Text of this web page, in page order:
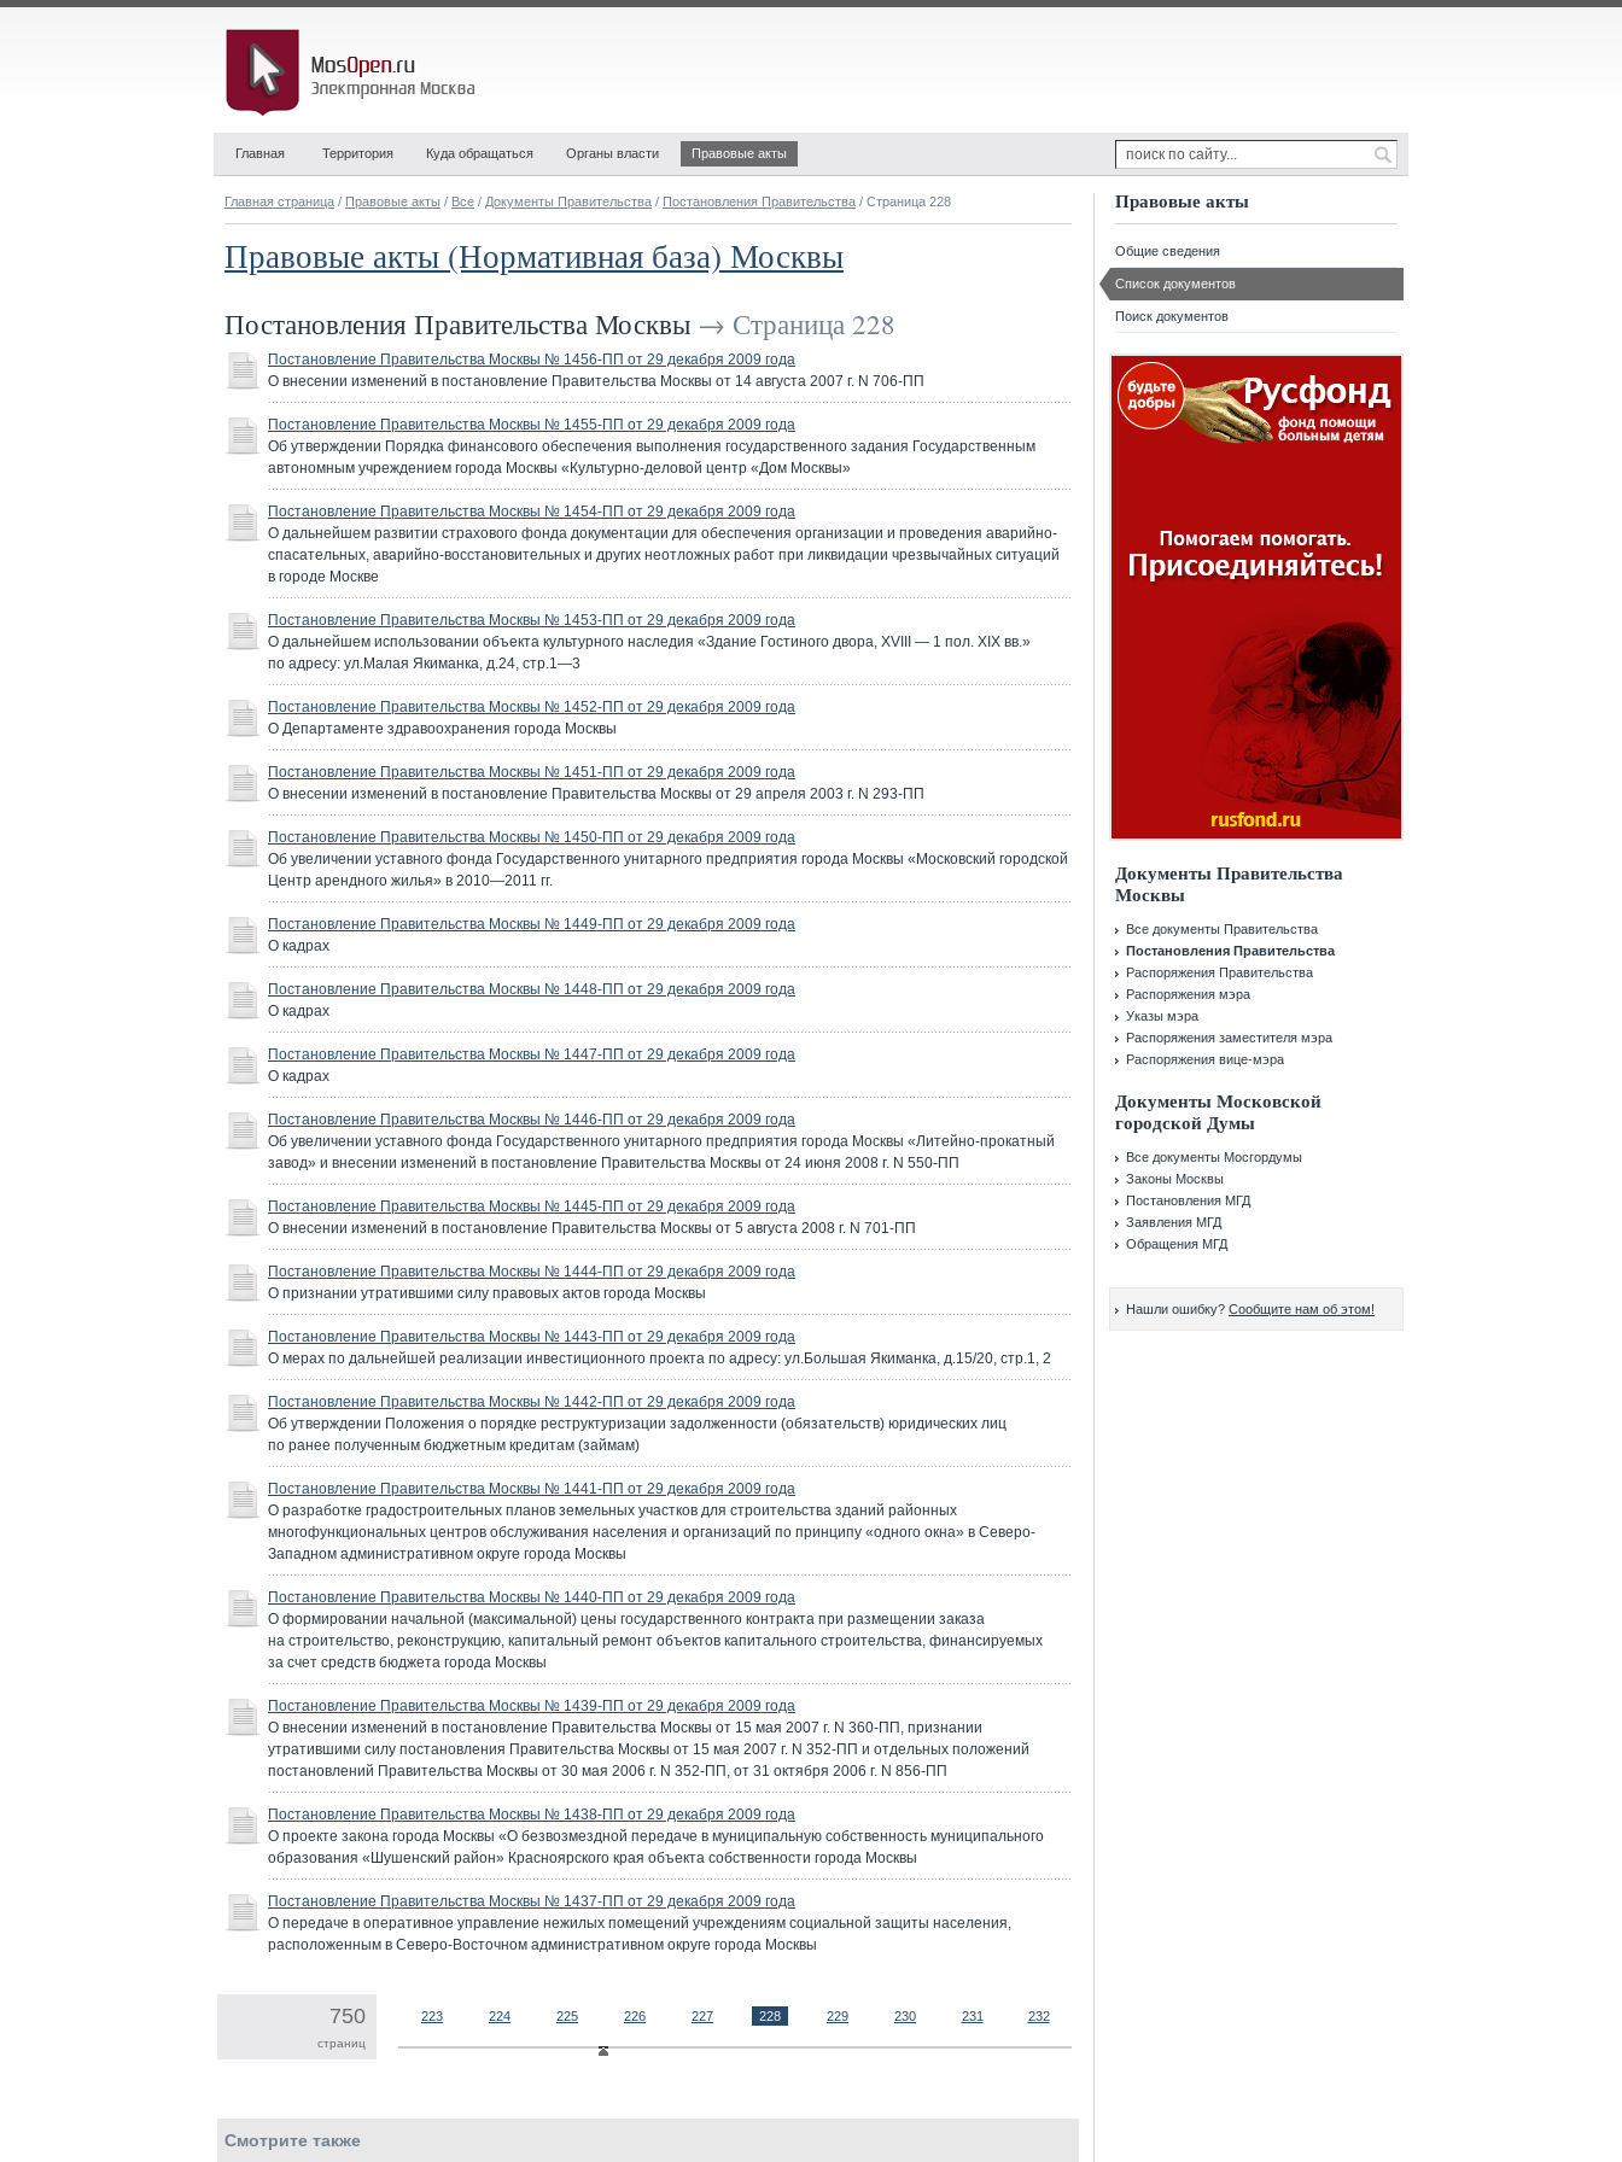
Главная Территория Куда обращаться Органы власти Правовые акты
Главная страница / Правовые акты / Все / Документы Правительства / Постановления Правительства / Страница 228
Правовые акты (Нормативная база) Москвы
Постановления Правительства Москвы → Страница 228
Постановление Правительства Москвы № 1456-ПП от 29 декабря 2009 года
О внесении изменений в постановление Правительства Москвы от 14 августа 2007 г. N 706-ПП
Постановление Правительства Москвы № 1455-ПП от 29 декабря 2009 года
Об утверждении Порядка финансового обеспечения выполнения государственного задания Государственным
автономным учреждением города Москвы «Культурно-деловой центр «Дом Москвы»
Постановление Правительства Москвы № 1454-ПП от 29 декабря 2009 года
О дальнейшем развитии страхового фонда документации для обеспечения организации и проведения аварийно-
спасательных, аварийно-восстановительных и других неотложных работ при ликвидации чрезвычайных ситуаций
в городе Москве
Постановление Правительства Москвы № 1453-ПП от 29 декабря 2009 года
О дальнейшем использовании объекта культурного наследия «Здание Гостиного двора, XVIII — 1 пол. XIX вв.»
по адресу: ул.Малая Якиманка, д.24, стр.1—3
Постановление Правительства Москвы № 1452-ПП от 29 декабря 2009 года
О Департаменте здравоохранения города Москвы
Постановление Правительства Москвы № 1451-ПП от 29 декабря 2009 года
О внесении изменений в постановление Правительства Москвы от 29 апреля 2003 г. N 293-ПП
Постановление Правительства Москвы № 1450-ПП от 29 декабря 2009 года
Об увеличении уставного фонда Государственного унитарного предприятия города Москвы «Московский городской
Центр арендного жилья» в 2010—2011 гг.
Постановление Правительства Москвы № 1449-ПП от 29 декабря 2009 года
О кадрах
Постановление Правительства Москвы № 1448-ПП от 29 декабря 2009 года
О кадрах
Постановление Правительства Москвы № 1447-ПП от 29 декабря 2009 года
О кадрах
Постановление Правительства Москвы № 1446-ПП от 29 декабря 2009 года
Об увеличении уставного фонда Государственного унитарного предприятия города Москвы «Литейно-прокатный
завод» и внесении изменений в постановление Правительства Москвы от 24 июня 2008 г. N 550-ПП
Постановление Правительства Москвы № 1445-ПП от 29 декабря 2009 года
О внесении изменений в постановление Правительства Москвы от 5 августа 2008 г. N 701-ПП
Постановление Правительства Москвы № 1444-ПП от 29 декабря 2009 года
О признании утратившими силу правовых актов города Москвы
Постановление Правительства Москвы № 1443-ПП от 29 декабря 2009 года
О мерах по дальнейшей реализации инвестиционного проекта по адресу: ул.Большая Якиманка, д.15/20, стр.1, 2
Постановление Правительства Москвы № 1442-ПП от 29 декабря 2009 года
Об утверждении Положения о порядке реструктуризации задолженности (обязательств) юридических лиц
по ранее полученным бюджетным кредитам (займам)
Постановление Правительства Москвы № 1441-ПП от 29 декабря 2009 года
О разработке градостроительных планов земельных участков для строительства зданий районных
многофункциональных центров обслуживания населения и организаций по принципу «одного окна» в Северо-
Западном административном округе города Москвы
Постановление Правительства Москвы № 1440-ПП от 29 декабря 2009 года
О формировании начальной (максимальной) цены государственного контракта при размещении заказа
на строительство, реконструкцию, капитальный ремонт объектов капитального строительства, финансируемых
за счет средств бюджета города Москвы
Постановление Правительства Москвы № 1439-ПП от 29 декабря 2009 года
О внесении изменений в постановление Правительства Москвы от 15 мая 2007 г. N 360-ПП, признании
утратившими силу постановления Правительства Москвы от 15 мая 2007 г. N 352-ПП и отдельных положений
постановлений Правительства Москвы от 30 мая 2006 г. N 352-ПП, от 31 октября 2006 г. N 856-ПП
Постановление Правительства Москвы № 1438-ПП от 29 декабря 2009 года
О проекте закона города Москвы «О безвозмездной передаче в муниципальную собственность муниципального
образования «Шушенский район» Красноярского края объекта собственности города Москвы
Постановление Правительства Москвы № 1437-ПП от 29 декабря 2009 года
О передаче в оперативное управление нежилых помещений учреждениям социальной защиты населения,
расположенным в Северо-Восточном административном округе города Москвы
750
страниц
223 224 225 226 227 228 229 230 231 232
Смотрите также
Правовые акты
Общие сведения
Список документов
Поиск документов
Документы Правительства
Москвы
Все документы Правительства
Постановления Правительства
Распоряжения Правительства
Распоряжения мэра
Указы мэра
Распоряжения заместителя мэра
Распоряжения вице-мэра
Документы Московской
городской Думы
Все документы Мосгордумы
Законы Москвы
Постановления МГД
Заявления МГД
Обращения МГД
Нашли ошибку? Сообщите нам об этом!